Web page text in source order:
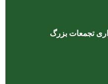
تجمعات بزرگ